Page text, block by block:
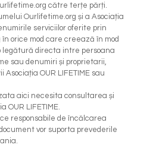
către terțe părți.
Ourlifetime.org și a Asociația
serviciilor oferite prin
orice mod care creează în mod
legătură directa intre persoana
sau denumiri și proprietarii,
OUR LIFETIME sau
aici necesita consultarea și
OUR LIFETIME.
responsabile de încălcarea
vor suporta prevederile